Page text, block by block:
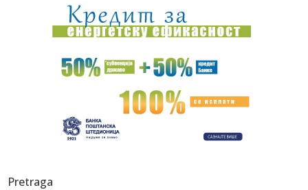
00:03:Na današnji dan, 8. avgust
00:03:Volkswagen menja poslovnu strategiju u SAD
PARTIZAN TRLJA RUKE: Transfer Saše Lukića doneo crno-
23:48:Otišao iz Arsenala pre nego što su podigli trofej – vratio
...
Pretraga